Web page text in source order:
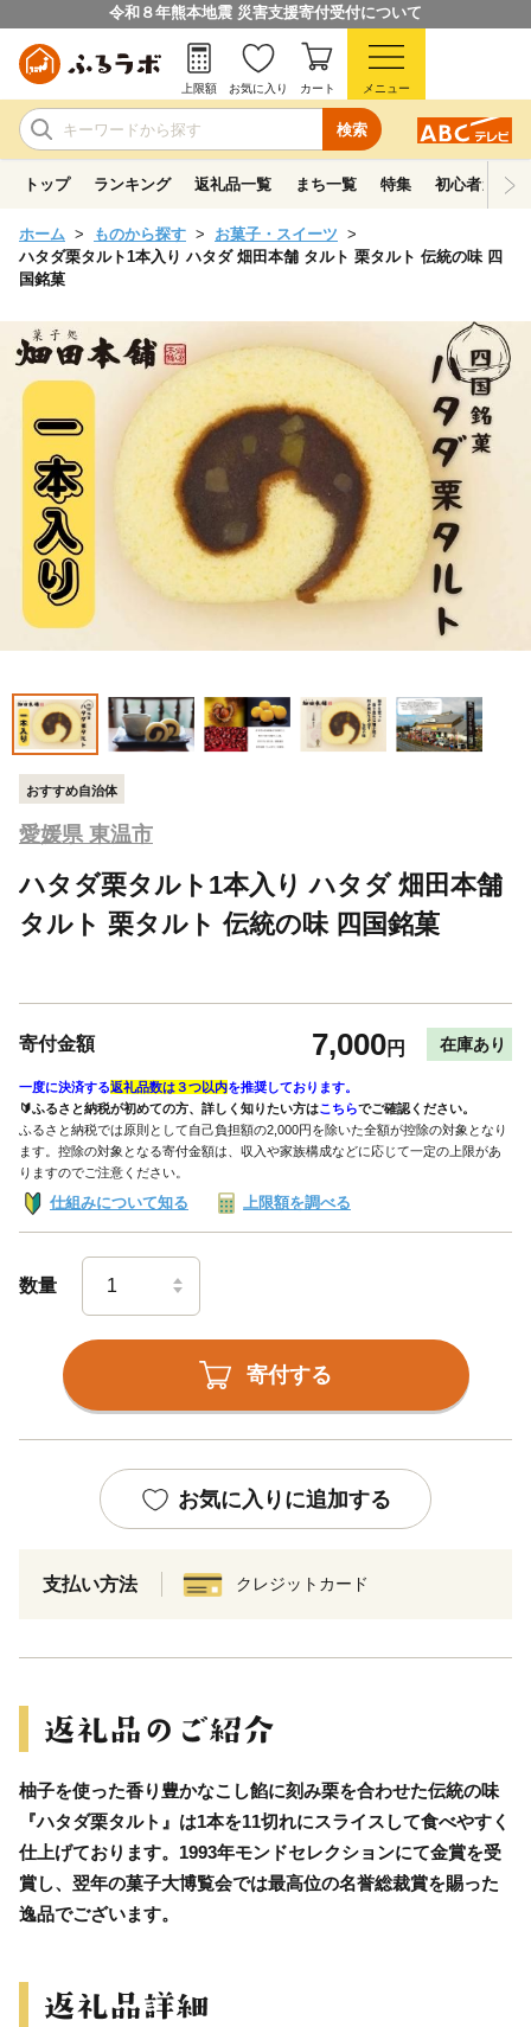
令和８年熊本地震 災害支援寄付受付について
検索
上限額 お気に入り カート メニュー
トップ ランキング 返礼品一覧 まち一覧 特集 初心者ガイド
ホーム ものから探す
お菓子・スイーツ
ハタダ栗タルト1本入り ハタダ 畑田本舗 タルト 栗タルト 伝統の味 四
国銘菓
おすすめ自治体
愛媛県 東温市
ハタダ栗タルト1本入り ハタダ 畑田本舗
タルト 栗タルト 伝統の味 四国銘菓
寄付金額 7,000円 在庫あり
一度に決済する返礼品数は３つ以内を推奨しております。
🔰ふるさと納税が初めての方、詳しく知りたい方はこちらでご確認ください。
ふるさと納税では原則として自己負担額の2,000円を除いた全額が控除の対象となり
ます。控除の対象となる寄付金額は、収入や家族構成などに応じて一定の上限があ
りますのでご注意ください。
仕組みについて知る 上限額を調べる
数量
寄付する
お気に入りに追加する
支払い方法 クレジットカード
柚子を使った香り豊かなこし餡に刻み栗を合わせた伝統の味
『ハタダ栗タルト』は1本を11切れにスライスして食べやすく
仕上げております。1993年モンドセレクションにて金賞を受
賞し、翌年の菓子大博覧会では最高位の名誉総裁賞を賜った
逸品でございます。